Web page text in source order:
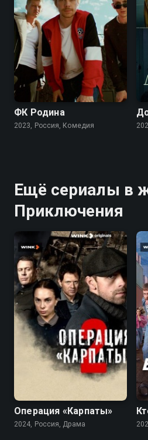
6.8
ФК Родина
2023, Россия, Комедия
Ещё сериалы в
Приключения
Операция «Карпаты»
2024, Россия, Драма